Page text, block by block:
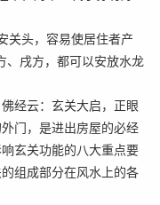
关头，容易使居住者产
、戌方，都可以安放水龙
经云：玄关大启，正眼
门，是进出房屋的必经
玄关功能的八大重点要
组成部分在风水上的各